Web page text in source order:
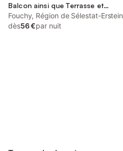
Balcon ainsi que Terrasse et
Jardin
Fouchy, Région de Sélestat-Erstein
dès56 €par nuit